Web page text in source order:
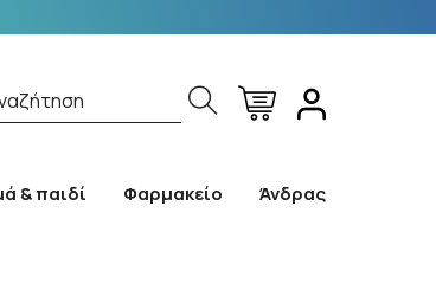
& παιδί Φαρμακείο Άνδρας